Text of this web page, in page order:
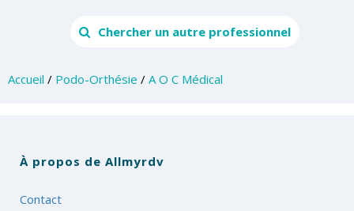
Chercher un autre professionnel
Accueil / Podo-Orthésie / A O C Médical
À propos de Allmyrdv
Contact